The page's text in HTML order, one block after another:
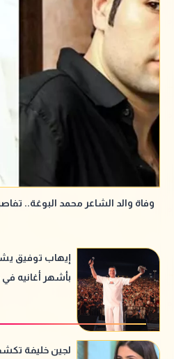
وفاة والد الشاعر محمد البوغة..
إيهاب توفيق
بأشهر أغانيه في
لجين خليفة